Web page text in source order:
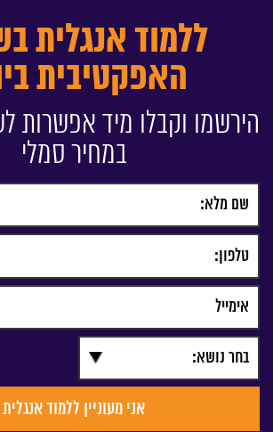
ללמוד אנגלית
האפקטיבית
הירשמו וקבלו מיד אפשרות
במחיר סמלי